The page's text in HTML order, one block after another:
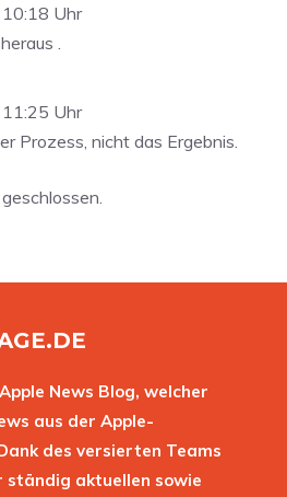
10:18 Uhr
.
11:25 Uhr
Prozess, nicht das Ergebnis.
News Blog, welcher
aus der Apple-
des versierten Teams
ständig aktuellen sowie